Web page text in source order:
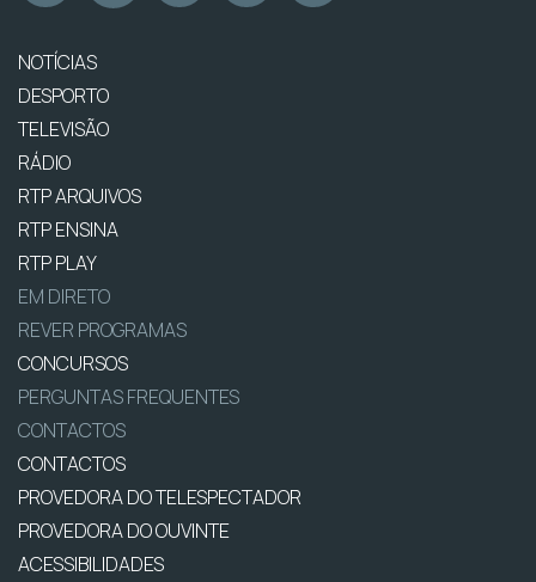
NOTÍCIAS
DESPORTO
TELEVISÃO
RÁDIO
RTP ARQUIVOS
RTP ENSINA
RTP PLAY
EM DIRETO
REVER PROGRAMAS
CONCURSOS
PERGUNTAS FREQUENTES
CONTACTOS
CONTACTOS
PROVEDORA DO TELESPECTADOR
PROVEDORA DO OUVINTE
ACESSIBILIDADES